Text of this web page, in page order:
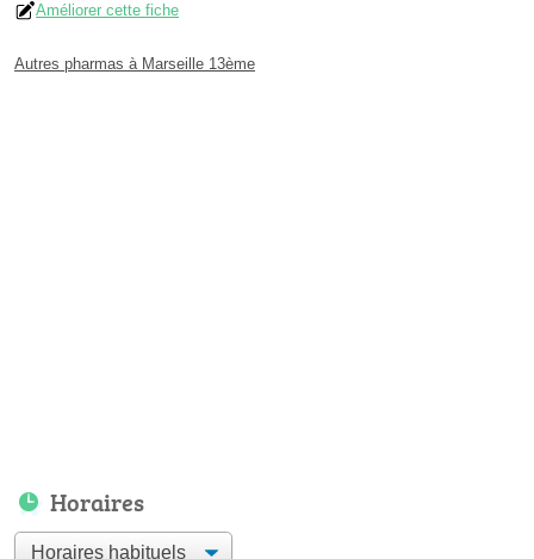
Améliorer cette fiche
Autres pharmas à Marseille 13ème
Horaires